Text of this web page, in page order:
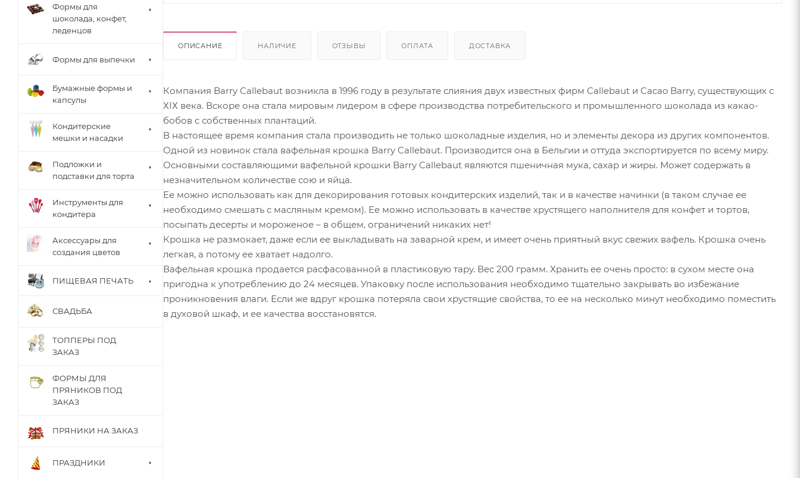
ОПИСАНИЕ НАЛИЧИЕ ОТЗЫВЫ ОПЛАТА ДОСТАВКА
Компания Barry Callebaut возникла в 1996 году в результате слияния двух известных фирм Callebaut и Cacao Barry, существующих с
ХІХ века. Вскоре она стала мировым лидером в сфере производства потребительского и промышленного шоколада из какао-
бобов с собственных плантаций.
В настоящее время компания стала производить не только шоколадные изделия, но и элементы декора из других компонентов.
Одной из новинок стала вафельная крошка Barry Callebaut. Производится она в Бельгии и оттуда экспортируется по всему миру.
Основными составляющими вафельной крошки Barry Callebaut являются пшеничная мука, сахар и жиры. Может содержать в
незначительном количестве сою и яйца.
Ее можно использовать как для декорирования готовых кондитерских изделий, так и в качестве начинки (в таком случае ее
необходимо смешать с масляным кремом). Ее можно использовать в качестве хрустящего наполнителя для конфет и тортов,
посыпать десерты и мороженое – в общем, ограничений никаких нет!
Крошка не размокает, даже если ее выкладывать на заварной крем, и имеет очень приятный вкус свежих вафель. Крошка очень
легкая, а потому ее хватает надолго.
Вафельная крошка продается расфасованной в пластиковую тару. Вес 200 грамм. Хранить ее очень просто: в сухом месте она
пригодна к употреблению до 24 месяцев. Упаковку после использования необходимо тщательно закрывать во избежание
проникновения влаги. Если же вдруг крошка потеряла свои хрустящие свойства, то ее на несколько минут необходимо поместить
в духовой шкаф, и ее качества восстановятся.
Формы для
шоколада, конфет,
леденцов
Формы для выпечки
Бумажные формы и
капсулы
Кондитерские
мешки и насадки
Подложки и
подставки для торта
Инструменты для
кондитера
Аксессуары для
создания цветов
ПИЩЕВАЯ ПЕЧАТЬ
СВАДЬБА
ТОППЕРЫ ПОД
ЗАКАЗ
ФОРМЫ ДЛЯ
ПРЯНИКОВ ПОД
ЗАКАЗ
ПРЯНИКИ НА ЗАКАЗ
ПРАЗДНИКИ